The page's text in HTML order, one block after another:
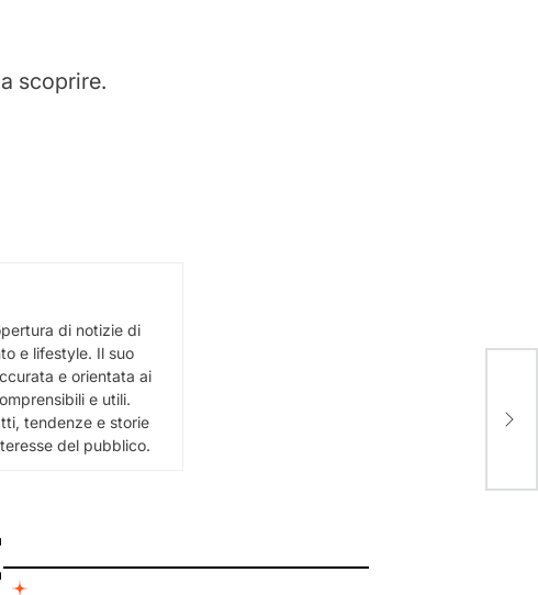
scoprire.
di notizie di
e lifestyle. Il suo
e orientata ai
e utili.
tendenze e storie
del pubblico.